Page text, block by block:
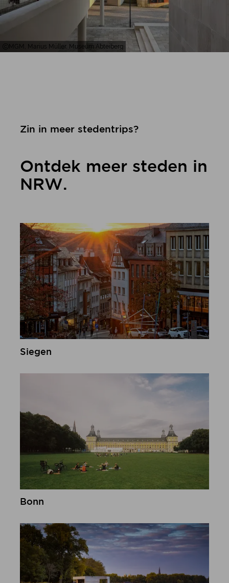
MGM, Marius Müller, Museum Abteiberg
Zin in meer stedentrips?
Ontdek meer steden in
NRW.
Siegen
Bonn